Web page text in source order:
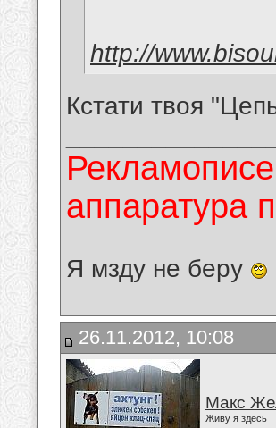
http://
Кстати твоя
аппаратура
Я мзду не беру
26.11.2012, 10:08
Макс
Живу я здесь